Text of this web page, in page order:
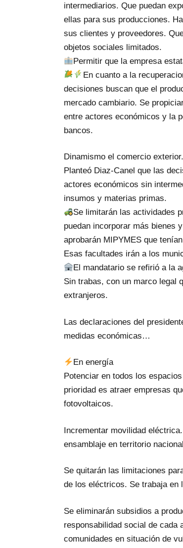
intermediarios. Que puedan
ellas para sus producciones.
sus clientes y proveedores.
objetos sociales limitados.
Permitir que la empresa
En cuanto a la
decisiones buscan que el
mercado cambiario. Se
entre actores económicos y la
bancos.
Dinamismo el comercio exterior.
Planteó Diaz-Canel que las
actores económicos sin
insumos y materias primas.
Se limitarán las actividades
puedan incorporar más bienes
aprobarán MIPYMES que
Esas facultades irán a los
El mandatario se refirió a la
Sin trabas, con un marco legal
extranjeros.
Las declaraciones del
medidas económicas…
En energía
Potenciar en todos los
prioridad es atraer empresas
fotovoltaicos.
Incrementar movilidad
ensamblaje en territorio
Se quitarán las limitaciones
de los eléctricos. Se trabaja en
Se eliminarán subsidios a
responsabilidad social de cada
comunidades en situación de